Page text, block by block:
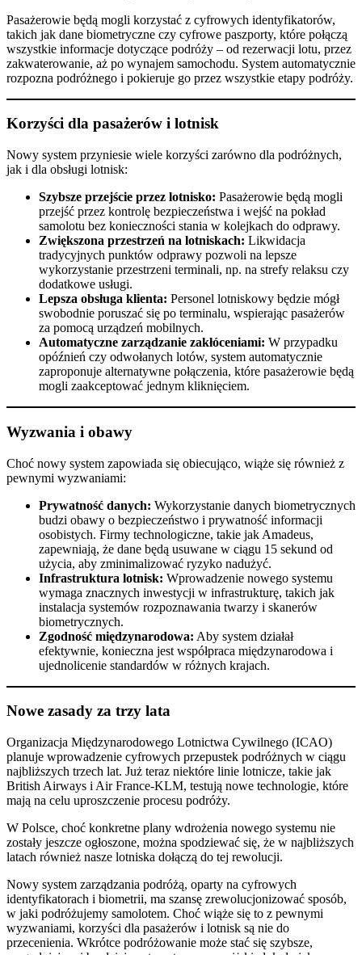
Pasażerowie będą mogli korzystać z cyfrowych identyfikatorów,
takich jak dane biometryczne czy cyfrowe paszporty, które połączą
wszystkie informacje dotyczące podróży – od rezerwacji lotu, przez
zakwaterowanie, aż po wynajem samochodu. System automatycznie
rozpozna podróżnego i pokieruje go przez wszystkie etapy podróży.​
Korzyści dla pasażerów i lotnisk
Nowy system przyniesie wiele korzyści zarówno dla podróżnych,
jak i dla obsługi lotnisk:​
Szybsze przejście przez lotnisko: Pasażerowie będą mogli
przejść przez kontrolę bezpieczeństwa i wejść na pokład
samolotu bez konieczności stania w kolejkach do odprawy.​
Zwiększona przestrzeń na lotniskach: Likwidacja
tradycyjnych punktów odprawy pozwoli na lepsze
wykorzystanie przestrzeni terminali, np. na strefy relaksu czy
dodatkowe usługi.​
Lepsza obsługa klienta: Personel lotniskowy będzie mógł
swobodnie poruszać się po terminalu, wspierając pasażerów
za pomocą urządzeń mobilnych.​
Automatyczne zarządzanie zakłóceniami: W przypadku
opóźnień czy odwołanych lotów, system automatycznie
zaproponuje alternatywne połączenia, które pasażerowie będą
mogli zaakceptować jednym kliknięciem.​
Wyzwania i obawy
Choć nowy system zapowiada się obiecująco, wiąże się również z
pewnymi wyzwaniami:​
Prywatność danych: Wykorzystanie danych biometrycznych
budzi obawy o bezpieczeństwo i prywatność informacji
osobistych. Firmy technologiczne, takie jak Amadeus,
zapewniają, że dane będą usuwane w ciągu 15 sekund od
użycia, aby zminimalizować ryzyko nadużyć.​
Infrastruktura lotnisk: Wprowadzenie nowego systemu
wymaga znacznych inwestycji w infrastrukturę, takich jak
instalacja systemów rozpoznawania twarzy i skanerów
biometrycznych.​
Zgodność międzynarodowa: Aby system działał
efektywnie, konieczna jest współpraca międzynarodowa i
ujednolicenie standardów w różnych krajach.​
Nowe zasady za trzy lata
Organizacja Międzynarodowego Lotnictwa Cywilnego (ICAO)
planuje wprowadzenie cyfrowych przepustek podróżnych w ciągu
najbliższych trzech lat. Już teraz niektóre linie lotnicze, takie jak
British Airways i Air France-KLM, testują nowe technologie, które
mają na celu uproszczenie procesu podróży.
W Polsce, choć konkretne plany wdrożenia nowego systemu nie
zostały jeszcze ogłoszone, można spodziewać się, że w najbliższych
latach również nasze lotniska dołączą do tej rewolucji.​
Nowy system zarządzania podróżą, oparty na cyfrowych
identyfikatorach i biometrii, ma szansę zrewolucjonizować sposób,
w jaki podróżujemy samolotem. Choć wiąże się to z pewnymi
wyzwaniami, korzyści dla pasażerów i lotnisk są nie do
przecenienia. Wkrótce podróżowanie może stać się szybsze,